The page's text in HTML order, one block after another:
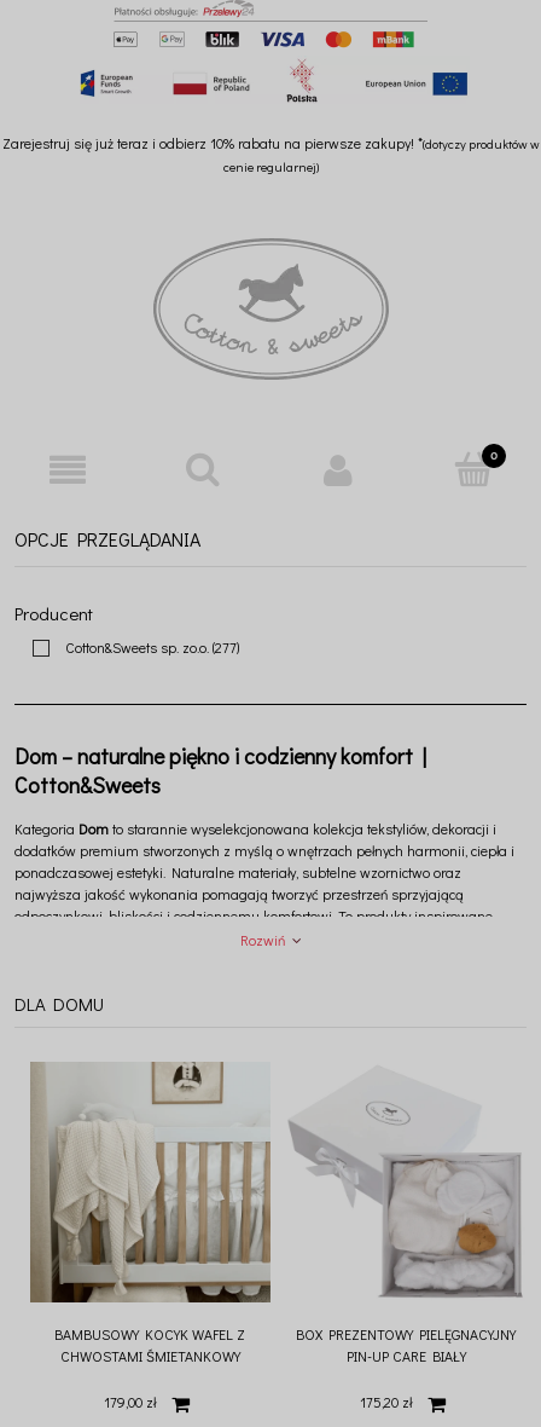
Zarejestruj się już teraz i odbierz 10% rabatu na pierwsze zakupy! *(dotyczy produktów w
cenie regularnej)
OPCJE PRZEGLĄDANIA
Producent
Cotton&Sweets sp. zo.o. (277)
Dom – naturalne piękno i codzienny komfort |
Cotton&Sweets
Kategoria Domto starannie wyselekcjonowana kolekcja tekstyliów, dekoracji i
dodatków premium stworzonych z myślą o wnętrzach pełnych harmonii, ciepła i
ponadczasowej estetyki. Naturalne materiały, subtelne wzornictwo oraz
najwyższa jakość wykonania pomagają tworzyć przestrzeń sprzyjającą
odpoczynkowi, bliskości i codziennemu komfortowi. To produkty inspirowane
naturą i pięknem rodzinnego domu, w którym każda chwila staje się wyjątkowa.
Rozwiń
DLA DOMU
BAMBUSOWY KOCYK WAFEL Z
CHWOSTAMI ŚMIETANKOWY
179,00 zł
BOX PREZENTOWY PIELĘGNACYJNY
PIN-UP CARE BIAŁY
175,20 zł